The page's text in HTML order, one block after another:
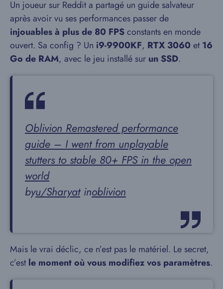
Un joueur sur Reddit a partagé un guide salvateur
après avoir vu ses performances passer de
injouables à plus de 80 FPSconstants en monde
ouvert. Sa config ? Un i9-9900KF, RTX 3060 et16
Go de RAM, avec le jeu installé sur un SSD.
Oblivion Remastered performance
guide – I went from unplayable
stutters to stable 80+ FPS in the open
world
byu/Sharyatinoblivion
Mais le vrai déclic, ce n’est pas le matériel. Le secret,
c’estle moment où vous modifiez vos paramètres.